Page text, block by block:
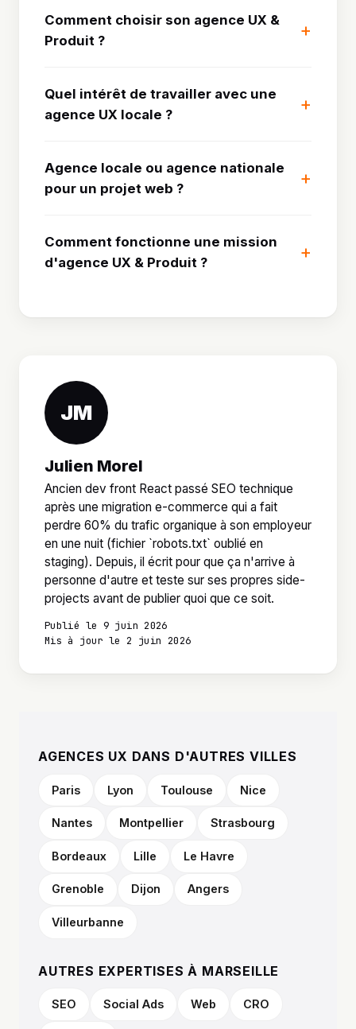
Comment choisir son agence UX &
Produit ?
Quel intérêt de travailler avec une
agence UX locale ?
Agence locale ou agence nationale
pour un projet web ?
Comment fonctionne une mission
d'agence UX & Produit ?
JM
Julien Morel
Ancien dev front React passé SEO technique
après une migration e-commerce qui a fait
perdre 60% du trafic organique à son employeur
en une nuit (fichier `robots.txt` oublié en
staging). Depuis, il écrit pour que ça n'arrive à
personne d'autre et teste sur ses propres side-
projects avant de publier quoi que ce soit.
Publié le 9 juin 2026
Mis à jour le 2 juin 2026
AGENCES UX DANS D'AUTRES VILLES
Paris Lyon Toulouse Nice
Nantes Montpellier Strasbourg
Bordeaux Lille Le Havre
Grenoble Dijon Angers
Villeurbanne
AUTRES EXPERTISES À MARSEILLE
SEO Social Ads Web CRO